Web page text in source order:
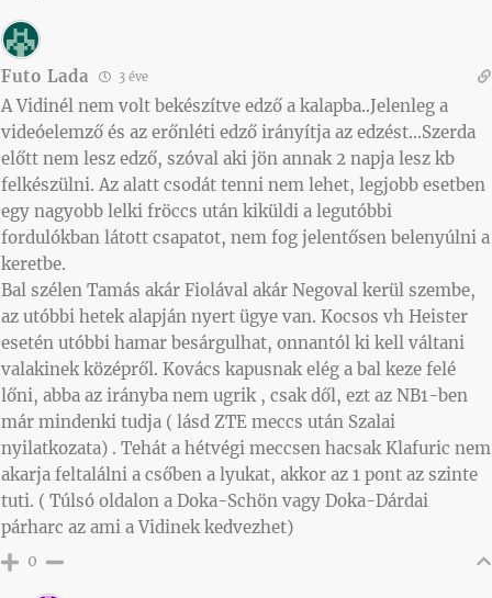
Futo Lada 3 éve
A Vidinél nem volt bekészítve edző a kalapba..Jelenleg a
videóelemző és az erőnléti edző irányítja az edzést…Szerda
előtt nem lesz edző, szóval aki jön annak 2 napja lesz kb
felkészülni. Az alatt csodát tenni nem lehet, legjobb esetben
egy nagyobb lelki fröccs után kiküldi a legutóbbi
fordulókban látott csapatot, nem fog jelentősen belenyúlni a
keretbe.
Bal szélen Tamás akár Fiolával akár Negoval kerül szembe,
az utóbbi hetek alapján nyert ügye van. Kocsos vh Heister
esetén utóbbi hamar besárgulhat, onnantól ki kell váltani
valakinek középről. Kovács kapusnak elég a bal keze felé
lőni, abba az irányba nem ugrik , csak dől, ezt az NB1-ben
már mindenki tudja ( lásd ZTE meccs után Szalai
nyilatkozata) . Tehát a hétvégi meccsen hacsak Klafuric nem
akarja feltalálni a csőben a lyukat, akkor az 1 pont az szinte
tuti. ( Túlsó oldalon a Doka-Schön vagy Doka-Dárdai
párharc az ami a Vidinek kedvezhet)
0